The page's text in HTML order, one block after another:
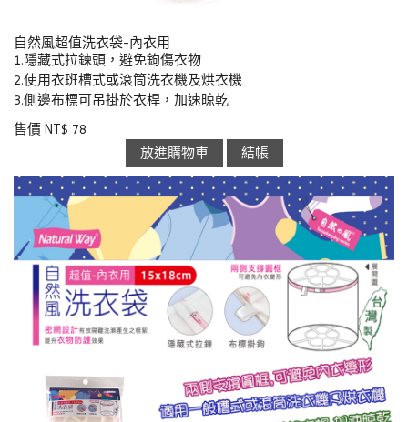
自然風超值洗衣袋-內衣用
1.隱藏式拉鍊頭，避免鉤傷衣物
2.使用衣班槽式或滾筒洗衣機及烘衣機
3.側邊布標可吊掛於衣桿，加速晾乾
售價 NT$ 78